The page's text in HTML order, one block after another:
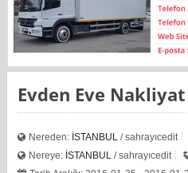
Evden Eve Nakliyat
Nereden: İSTANBUL / sahrayıcedit
Nereye: İSTANBUL / sahrayıcedit